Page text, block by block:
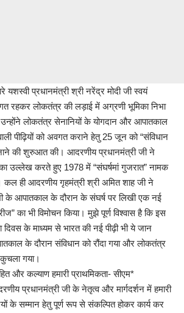
यशस्वी प्रधानमंत्री श्री नरेंद्र मोदी जी स्वयं
रहकर लोकतंत्र की लड़ाई में अग्रणी भूमिका निभा
लोकतंत्र सेनानियों के योगदान और आपातकाल
पीढ़ियों को अवगत कराने हेतु 25 जून को “संविधान
की शुरुआत की। आदरणीय प्रधानमंत्री जी ने
उल्लेख करते हुए 1978 में “संघर्षमां गुजरात” नामक
कल ही आदरणीय गृहमंत्री श्री अमित शाह जी ने
के आपातकाल के दौरान के संघर्ष पर लिखी एक नई
का भी विमोचन किया। मुझे पूर्ण विश्वास है कि इस
के माध्यम से भारत की नई पीढ़ी भी ये जान
के दौरान संविधान को रौंदा गया और लोकतंत्र
गया।
और कल्याण हमारी प्राथमिकता- सीएम*
प्रधानमंत्री जी के नेतृत्व और मार्गदर्शन में हमारी
के सम्मान हेतु पूर्ण रूप से संकल्पित होकर कार्य कर